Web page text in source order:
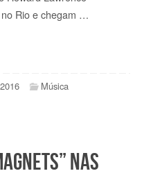
Rio e chegam …
Música
nas